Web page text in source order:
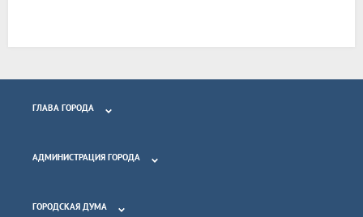
ГЛАВА ГОРОДА
АДМИНИСТРАЦИЯ ГОРОДА
ГОРОДСКАЯ ДУМА